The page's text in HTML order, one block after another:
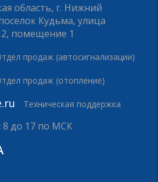
область, г. Нижний
Кудьма, улица
2, помещение 1
продаж (автосигнализации)
продаж (отопление)
Техническая поддержка
8 до 17 по МСК